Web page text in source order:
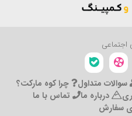
اجتماعی
سوالات متداول
چرا کوه مارکت؟
درباره ما
تماس با ما
سفارش